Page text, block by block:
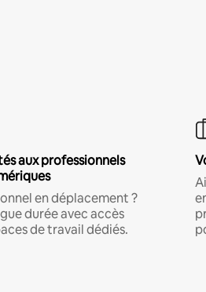
aux professionnels
en déplacement ?
durée avec accès
de travail dédiés.